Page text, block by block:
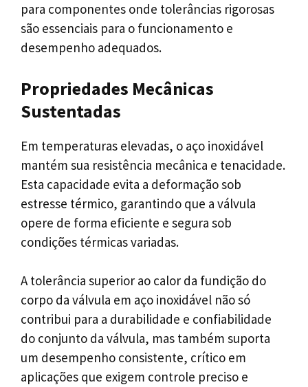
para componentes onde tolerâncias rigorosas
são essenciais para o funcionamento e
desempenho adequados.
Propriedades Mecânicas
Sustentadas
Em temperaturas elevadas, o aço inoxidável
mantém sua resistência mecânica e tenacidade.
Esta capacidade evita a deformação sob
estresse térmico, garantindo que a válvula
opere de forma eficiente e segura sob
condições térmicas variadas.
A tolerância superior ao calor da fundição do
corpo da válvula em aço inoxidável não só
contribui para a durabilidade e confiabilidade
do conjunto da válvula, mas também suporta
um desempenho consistente, crítico em
aplicações que exigem controle preciso e